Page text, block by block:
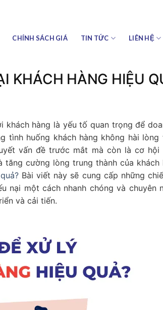
CHÍNH SÁCH GIÁ TIN TỨC LIÊN HỆ
KHÁCH HÀNG HIỆU
hàng là yếu tố quan trọng để
tình huống khách hàng không hài lòng
vấn đề trước mắt mà còn là cơ hội
cường lòng trung thành của khách
Bài viết này sẽ cung cấp những
nại một cách nhanh chóng và chuyên
và cải tiến.